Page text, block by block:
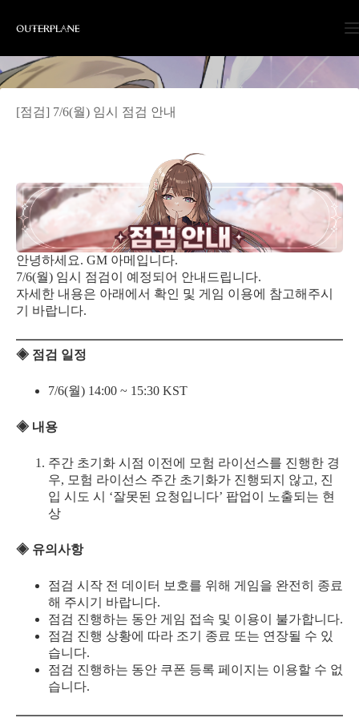
content
[점검] 7/6(월) 임시 점검 안내
안녕하세요. GM 아메입니다.
7/6(월) 임시 점검이 예정되어 안내드립니다.
자세한 내용은 아래에서 확인 및 게임 이용에 참고해주시
기 바랍니다.
◈ 점검 일정
7/6(월) 14:00 ~ 15:30 KST
◈ 내용
주간 초기화 시점 이전에 모험 라이선스를 진행한 경
우, 모험 라이선스 주간 초기화가 진행되지 않고, 진
입 시도 시 ‘잘못된 요청입니다’ 팝업이 노출되는 현
상
◈ 유의사항
점검 시작 전 데이터 보호를 위해 게임을 완전히 종료
해 주시기 바랍니다.
점검 진행하는 동안 게임 접속 및 이용이 불가합니다.
점검 진행 상황에 따라 조기 종료 또는 연장될 수 있
습니다.
점검 진행하는 동안 쿠폰 등록 페이지는 이용할 수 없
습니다.